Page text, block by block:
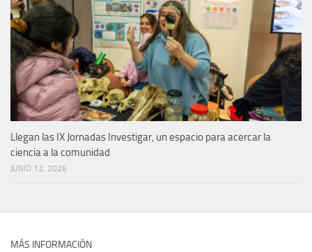
Llegan las IX Jornadas Investigar, un espacio para acercar la
ciencia a la comunidad
JUNIO 12, 2026
MÁS INFORMACIÓN